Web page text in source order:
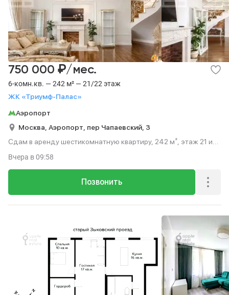
6-комн.кв. — 242 м² — 21/22 этаж
ЖК «Триумф-Палас»
750 000 ₽/мес.
Аэропорт
Москва, Аэропорт, пер Чапаевский, 3
Сдам в аренду шестикомнатную квартиру, 242 м², этаж 21 из
Позвонить
Вчера в 09:58